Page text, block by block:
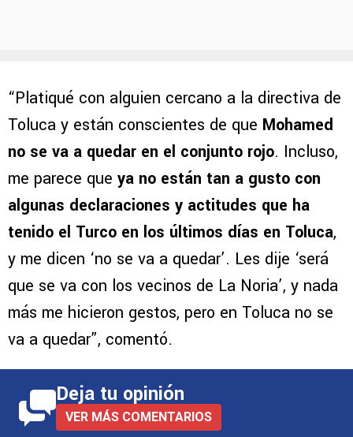
“Platiqué con alguien cercano a la directiva de
Toluca y están conscientes de que Mohamed
no se va a quedar en el conjunto rojo. Incluso,
me parece que ya no están tan a gusto con
algunas declaraciones y actitudes que ha
tenido el Turco en los últimos días en Toluca,
y me dicen ‘no se va a quedar’. Les dije ‘será
que se va con los vecinos de La Noria’, y nada
más me hicieron gestos, pero en Toluca no se
va a quedar”, comentó.
Deja tu opinión
VER MÁS COMENTARIOS